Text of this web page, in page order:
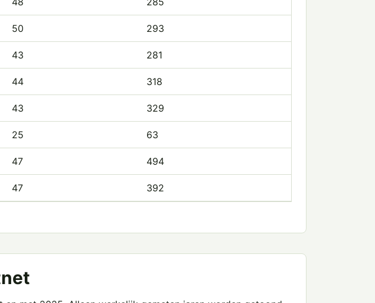
50 293
43 281
44 318
43 329
25 63
47 494
47 392